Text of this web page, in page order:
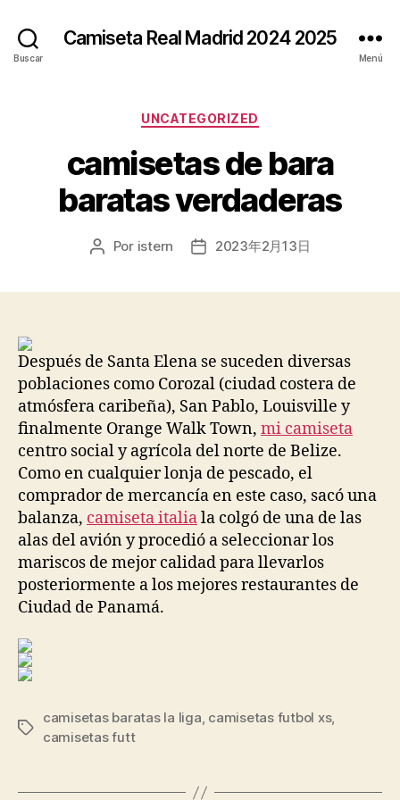
Buscar
Camiseta Real Madrid 2024 2025
Menú
Categorías
UNCATEGORIZED
camisetas de bara
baratas verdaderas
Autor
Por istern
Fecha2023年2月13日
Después de Santa Elena se suceden diversas
poblaciones como Corozal (ciudad costera de
atmósfera caribeña), San Pablo, Louisville y
finalmente Orange Walk Town, mi camiseta
centro social y agrícola del norte de Belize.
Como en cualquier lonja de pescado, el
comprador de mercancía en este caso, sacó una
balanza, camiseta italiala colgó de una de las
alas del avión y procedió a seleccionar los
mariscos de mejor calidad para llevarlos
posteriormente a los mejores restaurantes de
Ciudad de Panamá.
Etiquetas
camisetas baratas la liga, camisetas futbol xs,
camisetas futt